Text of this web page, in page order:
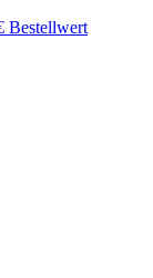
Bestellwert